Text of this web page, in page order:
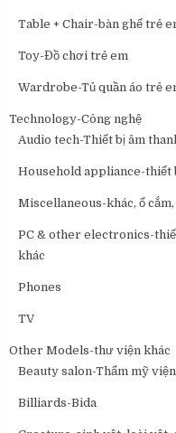
Table + Chair-bàn ghế trẻ
Toy-Đồ chơi trẻ em
Wardrobe-Tủ quần áo trẻ
Technology-Công nghệ
Audio tech-Thiết bị âm
Household appliance-thiết
Miscellaneous-khác, ổ
PC & other electronics-
khác
Phones
TV
Other Models-thư viện khác
Beauty salon-Thẩm mỹ
Billiards-Bida